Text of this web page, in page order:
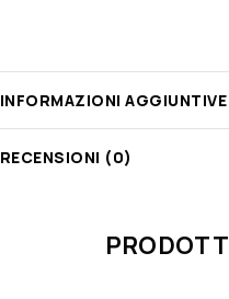
INFORMAZIONI AGGIUNTIVE
RECENSIONI (0)